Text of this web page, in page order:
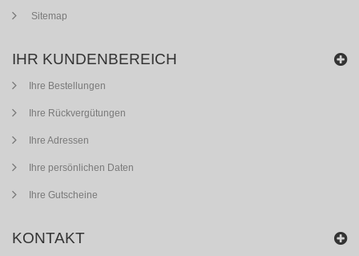
Sitemap
IHR KUNDENBEREICH
Ihre Bestellungen
Ihre Rückvergütungen
Ihre Adressen
Ihre persönlichen Daten
Ihre Gutscheine
KONTAKT